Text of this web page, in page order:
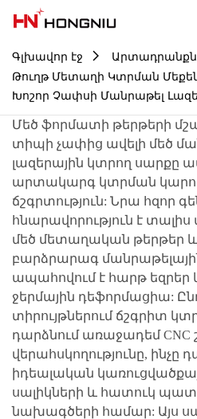
Գլխավոր էջ
Թուղթ Մետաղի Կտրման
Խոշոր Չափսի Մանրաթել
Մեծ ֆորմատի թերթերի
տիպի չափից ավելի մեծ
լազերային կտրող սարքը
արտակարգ կտրման
ճշգրտություն: Նրա հզոր
հնարավորություն է տալիս
մեծ մետաղական թերթեր և
բարձրարագ
ապահովում է հարթ եզրեր
ջերմային դեֆորմացիա:
տիրույթներում ճշգրիտ
դարձնում առաջադեմ CNC
վերահսկողությունը, ինչը
իդեալական
սալիկների և հատուկ
նախագծերի համար: Այս